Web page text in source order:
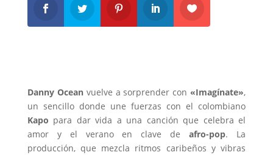
Danny Oceanvuelve a sorprender con «Imagínate»,
un sencillo donde une fuerzas con el colombiano
Kapo para dar vida a una canción que celebra el
amor y el verano en clave deafro-pop. La
producción, que mezcla ritmos caribeños y vibras